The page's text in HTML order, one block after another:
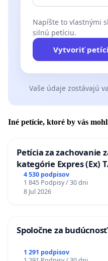
Napíšte to vlastnými
silnú petíciu.
Vytvoriť
Vaše údaje zostávajú
Iné petície, ktoré by vás
Petícia za zachovanie
kategórie Expres (Ex)
stanici Púchov
4 530 podpisov
1 845 Podpisy / 30 dni
8 Jul 2026
Spoločne za
1 291 podpisov